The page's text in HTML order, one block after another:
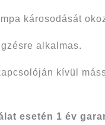
károsodását
alkalmas.
kívül
esetén 1 év